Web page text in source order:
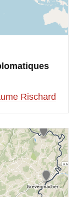
Rischard